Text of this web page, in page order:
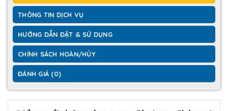
THÔNG TIN DỊCH VỤ
HƯỚNG DẪN ĐẶT & SỬ DỤNG
CHÍNH SÁCH HOÀN/HỦY
ĐÁNH GIÁ (0)